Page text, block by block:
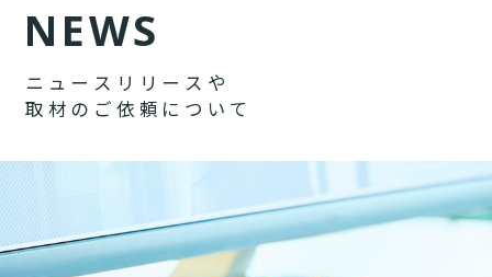
NEWS
ニ ュ ー ス リ リ ー ス や
取 材 の ご 依 頼 に つ い て